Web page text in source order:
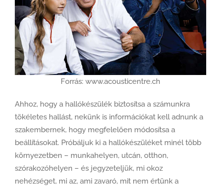
Forrás: www.acousticentre.ch
Ahhoz, hogy a hallókészülék biztosítsa a számunkra
tökéletes hallást, nekünk is információkat kell adnunk a
szakembernek, hogy megfelelően módosítsa a
beállításokat. Próbáljuk ki a hallókészüléket minél több
környezetben – munkahelyen, utcán, otthon,
szórakozóhelyen – és jegyzeteljük, mi okoz
nehézséget, mi az, ami zavaró, mit nem értünk a